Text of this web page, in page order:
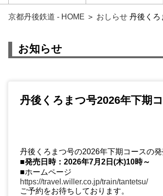
京都丹後鉄道 - HOME ＞ おしらせ 丹後くろ
お知らせ
丹後くろまつ号2026年下期
丹後くろまつ号の2026年下期コースの発
■発売日時：2026年7月2日(木)10時～
■ホームページ
https://travel.willer.co.jp/train/tantetsu/
ご予約をお待ちしております。